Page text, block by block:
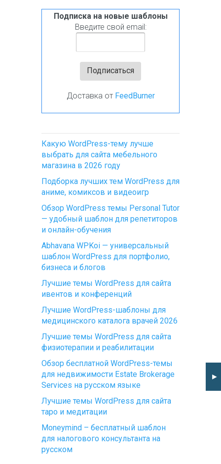
Подписка на новые шаблоны
Введите свой email:
Доставка от FeedBurner
Какую WordPress-тему лучше
выбрать для сайта мебельного
магазина в 2026 году
Подборка лучших тем WordPress для
аниме, комиксов и видеоигр
Обзор WordPress темы Personal Tutor
— удобный шаблон для репетиторов
и онлайн-обучения
Abhavana WPKoi — универсальный
шаблон WordPress для портфолио,
бизнеса и блогов
Лучшие темы WordPress для сайта
ивентов и конференций
Лучшие WordPress-шаблоны для
медицинского каталога врачей 2026
Лучшие темы WordPress для сайта
физиотерапии и реабилитации
Обзор бесплатной WordPress-темы
для недвижимости Estate Brokerage
Services на русском языке
Лучшие темы WordPress для сайта
таро и медитации
Moneymind – бесплатный шаблон
для налогового консультанта на
русском
►